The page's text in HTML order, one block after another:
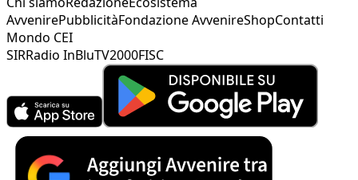
AvvenirePubblicitàFondazione AvvenireShopContatti
Mondo CEI
SIRRadio InBluTV2000FISC